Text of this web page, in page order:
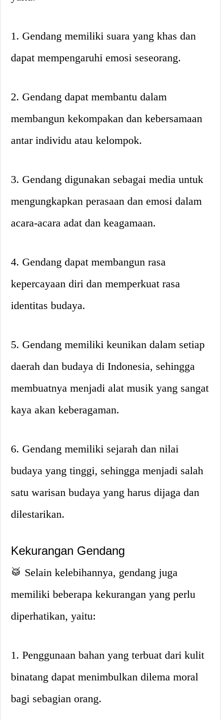
1. Gendang memiliki suara yang khas dan
dapat mempengaruhi emosi seseorang.
2. Gendang dapat membantu dalam
membangun kekompakan dan kebersamaan
antar individu atau kelompok.
3. Gendang digunakan sebagai media untuk
mengungkapkan perasaan dan emosi dalam
acara-acara adat dan keagamaan.
4. Gendang dapat membangun rasa
kepercayaan diri dan memperkuat rasa
identitas budaya.
5. Gendang memiliki keunikan dalam setiap
daerah dan budaya di Indonesia, sehingga
membuatnya menjadi alat musik yang sangat
kaya akan keberagaman.
6. Gendang memiliki sejarah dan nilai
budaya yang tinggi, sehingga menjadi salah
satu warisan budaya yang harus dijaga dan
dilestarikan.
Kekurangan Gendang
🥁 Selain kelebihannya, gendang juga
memiliki beberapa kekurangan yang perlu
diperhatikan, yaitu:
1. Penggunaan bahan yang terbuat dari kulit
binatang dapat menimbulkan dilema moral
bagi sebagian orang.